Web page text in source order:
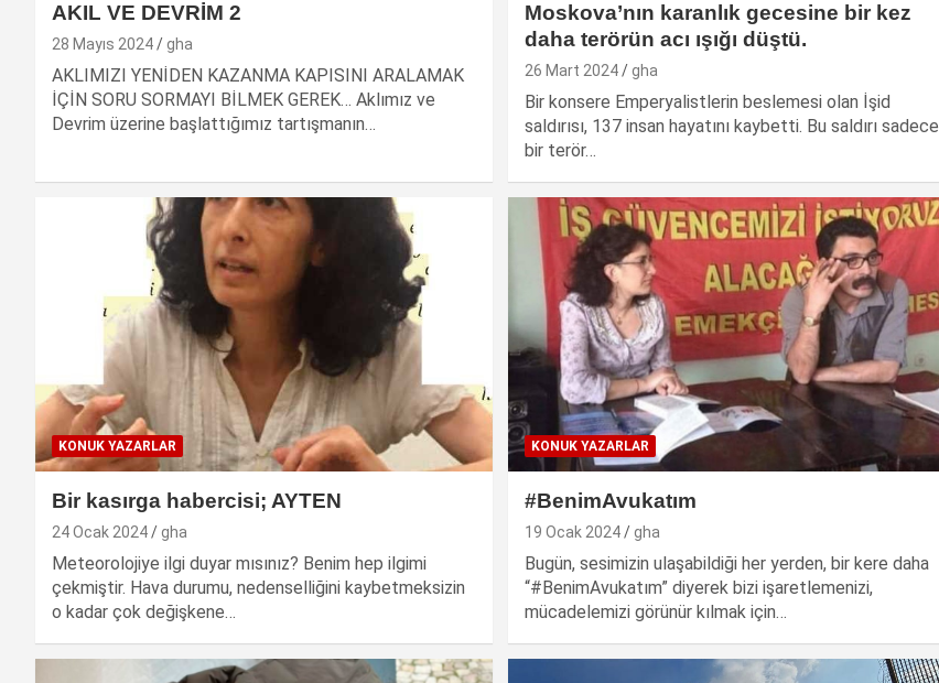
AKIL VE DEVRİM 2
28 Mayıs 2024 gha
AKLIMIZI YENİDEN KAZANMA KAPISINI ARALAMAK
İÇİN SORU SORMAYI BİLMEK GEREK… Aklımız ve
Devrim üzerine başlattığımız tartışmanın…
Moskova’nın karanlık gecesine bir kez
daha terörün acı ışığı düştü.
26 Mart 2024 gha
Bir konsere Emperyalistlerin beslemesi olan İşid
saldırısı, 137 insan hayatını kaybetti. Bu saldırı sadece
bir terör…
KONUK YAZARLAR
Bir kasırga habercisi; AYTEN
24 Ocak 2024 gha
Meteorolojiye ilgi duyar mısınız? Benim hep ilgimi
çekmiştir. Hava durumu, nedenselliğini kaybetmeksizin
o kadar çok değişkene…
KONUK YAZARLAR
#BenimAvukatım
19 Ocak 2024 gha
Bugün, sesimizin ulaşabildiği her yerden, bir kere daha
“#BenimAvukatım” diyerek bizi işaretlemenizi,
mücadelemizi görünür kılmak için…